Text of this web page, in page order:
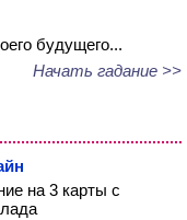
будущего...
Начать гадание >>
на 3 карты с